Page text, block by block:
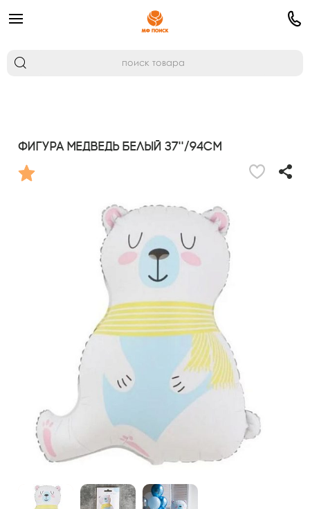
Фигура Медведь белый 37''/94см